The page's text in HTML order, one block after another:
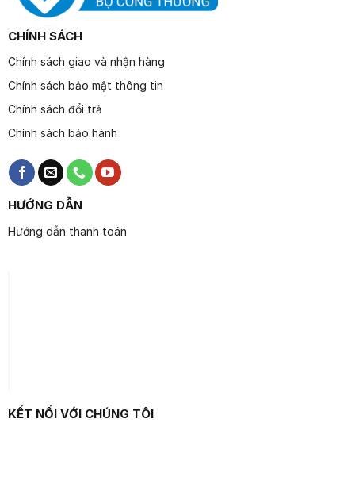
CHÍNH SÁCH
Chính sách giao và nhận hàng
Chính sách bảo mật thông tin
Chính sách đổi trả
Chính sách bảo hành
HƯỚNG DẪN
Hướng dẫn thanh toán
KẾT NỐI VỚI CHÚNG TÔI